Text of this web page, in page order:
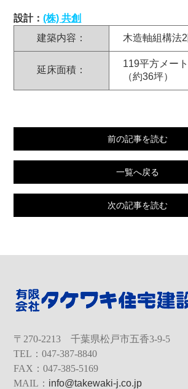
設計：(株) 共創
建築内容：
木造軸組構法
延床面積：
119平方メー
（約36坪）
前の記事を読む
一覧へ戻る
次の記事を読む
〒270-2213 千葉県松戸市五香3-9-5
TEL：047-387-8840
FAX：047-385-5169
MAIL： info@takewaki-j.co.jp